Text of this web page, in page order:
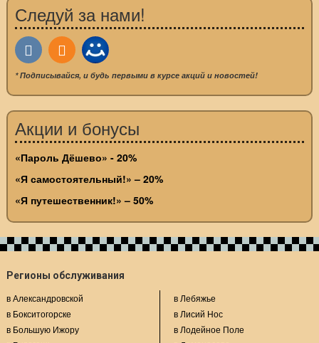
Следуй за нами!
* Подписывайся, и будь первыми в курсе акций и новостей!
Акции и бонусы
«Пароль Дёшево» - 20%
«Я самостоятельный!» – 20%
«Я путешественник!» – 50%
Регионы обслуживания
в Александровской
в Бокситогорске
в Большую Ижору
в Лебяжье
в Лисий Нос
в Лодейное Поле